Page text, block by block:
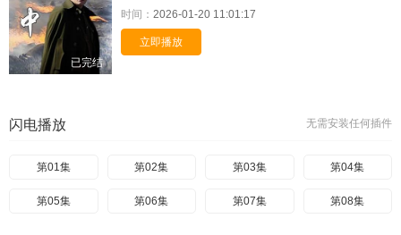
已完结
时间： 2026-01-20 11:01:17
立即播放
无需安装任何插件
闪电播放
第01集 第02集 第03集 第04集
第05集 第06集 第07集 第08集